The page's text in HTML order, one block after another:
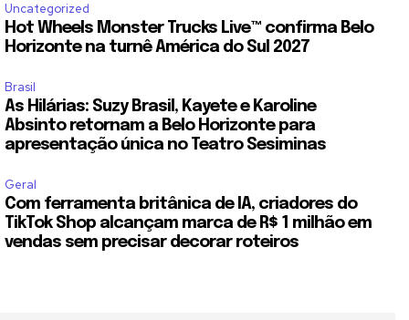
Uncategorized
Hot Wheels Monster Trucks Live™ confirma Belo
Horizonte na turnê América do Sul 2027
Brasil
As Hilárias: Suzy Brasil, Kayete e Karoline
Absinto retornam a Belo Horizonte para
apresentação única no Teatro Sesiminas
Geral
Com ferramenta britânica de IA, criadores do
TikTok Shop alcançam marca de R$ 1 milhão em
vendas sem precisar decorar roteiros